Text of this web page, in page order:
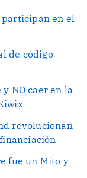
participan en el
de código
NO caer en la
revolucionan
fue un Mito y